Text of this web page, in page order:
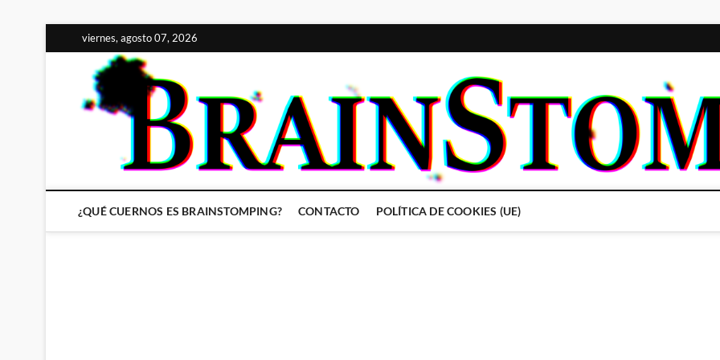
al
contenido
viernes, agosto 07, 2026
¿QUÉ CUERNOS ES BRAINSTOMPING? CONTACTO POLÍTICA DE COOKIES (UE)